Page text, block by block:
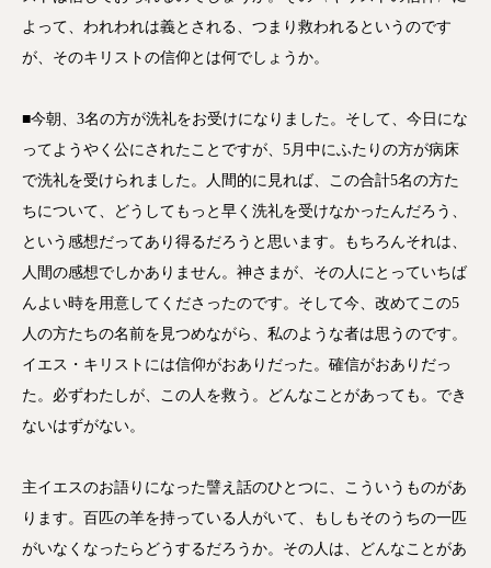
よって、われわれは義とされる、つまり救われるというのです
が、そのキリストの信仰とは何でしょうか。
■今朝、3名の方が洗礼をお受けになりました。そして、今日にな
ってようやく公にされたことですが、5月中にふたりの方が病床
で洗礼を受けられました。人間的に見れば、この合計5名の方た
ちについて、どうしてもっと早く洗礼を受けなかったんだろう、
という感想だってあり得るだろうと思います。もちろんそれは、
人間の感想でしかありません。神さまが、その人にとっていちば
んよい時を用意してくださったのです。そして今、改めてこの5
人の方たちの名前を見つめながら、私のような者は思うのです。
イエス・キリストには信仰がおありだった。確信がおありだっ
た。必ずわたしが、この人を救う。どんなことがあっても。でき
ないはずがない。
主イエスのお語りになった譬え話のひとつに、こういうものがあ
ります。百匹の羊を持っている人がいて、もしもそのうちの一匹
がいなくなったらどうするだろうか。その人は、どんなことがあ